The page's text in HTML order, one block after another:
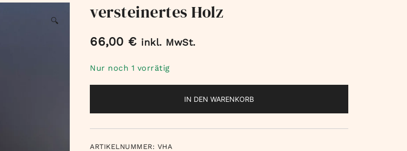
🔍 versteinertes Holz
66,00 € inkl. MwSt.
Nur noch 1 vorrätig
IN DEN WARENKORB
ARTIKELNUMMER: VHA